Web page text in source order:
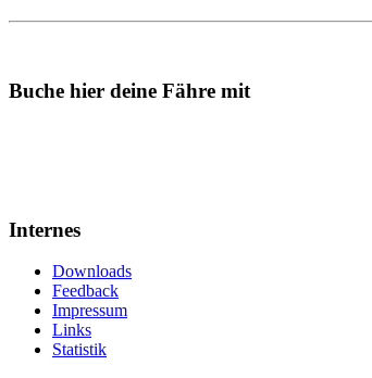
Buche hier deine Fähre mit
Internes
Downloads
Feedback
Impressum
Links
Statistik